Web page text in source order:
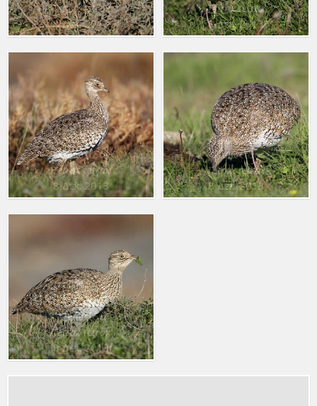
Tetrax tetrax
8 Δεκ. 2013
Tetrax tetrax
8 Δεκ. 2013
Χαμωτίδα
Tetrax tetrax
8 Δεκ. 2013
Χαμωτίδα
Tetrax tetrax
8 Δεκ. 2013
Χαμωτίδα
Tetrax tetrax
8 Δεκ. 2013